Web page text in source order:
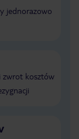
jednorazowo
zwrot kosztów